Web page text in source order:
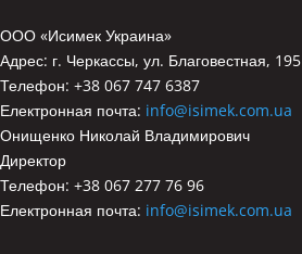
ООО «Исимек Украина»
Адрес: г. Черкассы, ул. Благовестная, 195
Телефон: +38 067 747 6387
Електронная почта: info@isimek.com.ua
Онищенко Николай Владимирович
Директор
Телефон: +38 067 277 76 96
Електронная почта: info@isimek.com.ua